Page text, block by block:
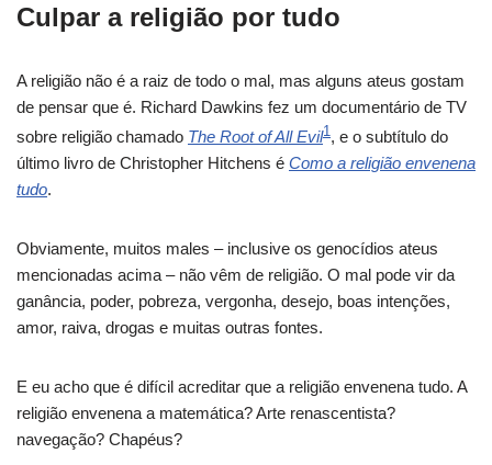
Culpar a religião por tudo
A religião não é a raiz de todo o mal, mas alguns ateus gostam
de pensar que é. Richard Dawkins fez um documentário de TV
sobre religião chamado The Root of All Evil1, e o subtítulo do
último livro de Christopher Hitchens é Como a religião envenena
tudo.
Obviamente, muitos males – inclusive os genocídios ateus
mencionadas acima – não vêm de religião. O mal pode vir da
ganância, poder, pobreza, vergonha, desejo, boas intenções,
amor, raiva, drogas e muitas outras fontes.
E eu acho que é difícil acreditar que a religião envenena tudo. A
religião envenena a matemática? Arte renascentista?
navegação? Chapéus?